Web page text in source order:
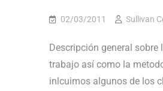
02/03/2011 Sullivan
Descripción general
trabajo así como la
inlcuimos algunos de los